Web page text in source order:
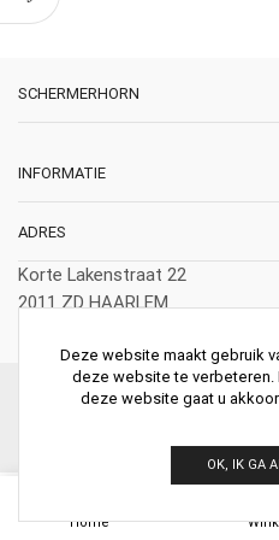
SCHERMERHORN
INFORMATIE
ADRES
Korte Lakenstraat 22
2011 ZD HAARLEM
© 2026 Schermerhorn Antieke
Home
Deze website maakt gebruik
deze website te verbeteren.
deze website gaat u
OK, IK GA